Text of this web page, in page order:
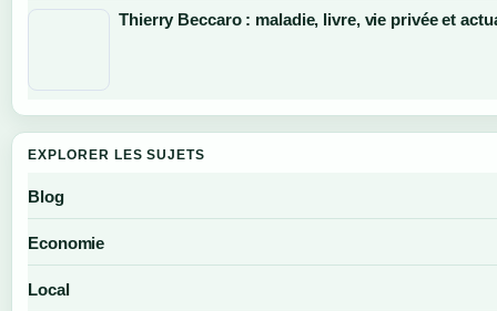
Thierry Beccaro : maladie, livre, vie privée et
EXPLORER LES SUJETS
Blog
Economie
Local